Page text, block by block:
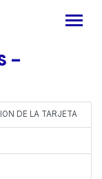
–
DE LA TARJETA